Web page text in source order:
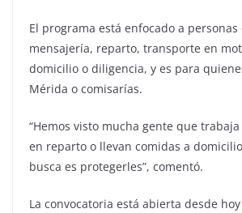
El programa está enfocado a
mensajería, reparto, transporte en
domicilio o diligencia, y es para
Mérida o comisarías.
“Hemos visto mucha gente que
en reparto o llevan comidas a
busca es protegerles”, comentó.
La convocatoria está abierta desde